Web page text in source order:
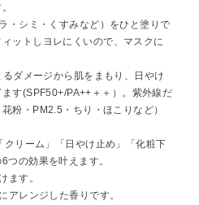
・シミ・くすみなど）をひと塗りで
ットしヨレにくいので、マスクに
ダメージから肌をまもり、日やけ
す(SPF50+/PA++＋＋）。紫外線だ
粉・PM2.5・ちり・ほこりなど）
リーム」「日やけ止め」「化粧下
つの効果を叶えます。
ます。
アレンジした香りです。